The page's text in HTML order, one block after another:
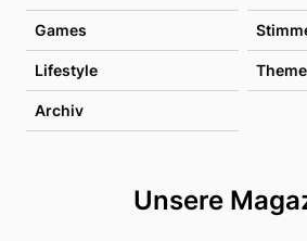
Games
Lifestyle
Archiv
Unsere